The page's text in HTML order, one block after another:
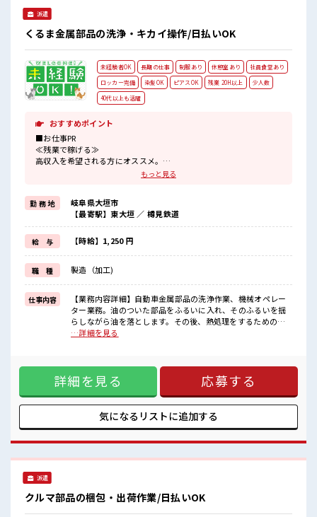
派遣
くるま金属部品の洗浄・キカイ操作/日払いOK
未経験者OK 長期の仕事 制服あり 休憩室あり
社員食堂あり
ロッカー完備
染髪OK ピアスOK 残業 20H以上
少人数
40代以上も活躍
おすすめポイント
■お仕事PR
≪残業で稼げる≫
高収入を希望される方にオススメ。
残業は月20時間以上あります♪
明るすぎたり奇抜でなければ基本的に自由！
(規定有)≪機能的な制服アリ≫
制服があるので、
毎日の服装の悩み解消♪
≪未経験の方も大カンゲイ≫
新しいことにチャレンジするのは不安だけど、
しっかり働く環境が整っています！
イチからスキルUP・ステップUP目指していきましょう！
≪様々なお仕事をご提案≫
一人で悩まず気軽に相談できる、
派遣のお仕事です！
■職場の雰囲気
休憩時間にゆっくりできるスペース完備！
もっと見る
勤 務 地
岐阜県大垣市
【最寄駅】東大垣 ／ 樽見鉄道
給 与 【時給】1,250 円
職 種 製造（加工)
仕事内容
【業務内容詳細】自動車金属部品の洗浄作業、機械オペレー
ター業務。油のついた部品をふるいに入れ、そのふるいを揺
らしながら油を落とします。その後、熱処理をするための機
械に部品を投入します。(バレル研磨。研磨機に投入し洗浄す
以上あります♪ ≪髪色自由で自分らしく働く≫ 明るすぎたり
奇抜でなければ基本的に自由！ (規定有)≪機能的な制服アリ
≫ 制服があるので、 毎日の服装の悩み解消♪ ≪未経験の方も
大カンゲイ≫ 新しいことにチャレンジするのは不安だけど、
しっかり働く環境が整っています！ イチからスキルUP・ステ
ップUP目指していきましょう！ ≪様々なお仕事をご提案≫ 一
雰囲気 一緒に働く仲間ともなじみやすい少人数の職場☆ 明る
すぎたり奇抜過ぎなければヘアカラーOK！ 休憩時間にゆっく
…詳細を見る
詳細を見る 応募する
気になるリストに追加する
派遣
クルマ部品の梱包・出荷作業/日払いOK